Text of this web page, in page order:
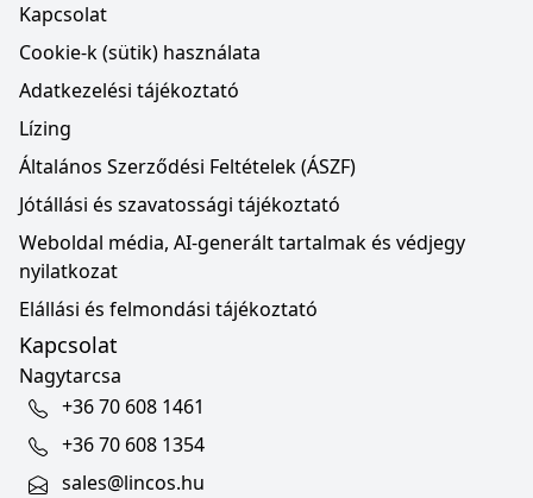
Kapcsolat
Cookie-k (sütik) használata
Adatkezelési tájékoztató
Lízing
Általános Szerződési Feltételek (ÁSZF)
Jótállási és szavatossági tájékoztató
Weboldal média, AI-generált tartalmak és védjegy
nyilatkozat
Elállási és felmondási tájékoztató
Kapcsolat
Nagytarcsa
+36 70 608 1461
+36 70 608 1354
sales@lincos.hu